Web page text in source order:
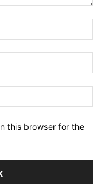
this browser for the